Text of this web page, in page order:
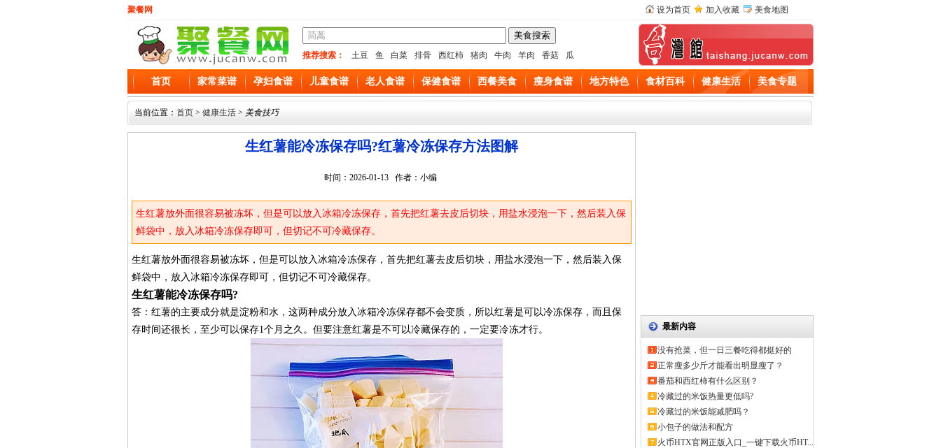
聚餐网 设为首页 加入收藏 美食地图
推荐搜索： 土豆 鱼 白菜 排骨 西红柿 猪肉 牛肉 羊肉 香菇 瓜
首页 家常菜谱 孕妇食谱 儿童食谱 老人食谱 保健食谱 西餐美食 瘦身食谱 地方特色 食材百科 健康生活 美食专题
当前位置： 首页 > 健康生活 > 美食技巧
生红薯能冷冻保存吗?红薯冷冻保存方法图解
时间：2026-01-13 作者：小编
生红薯放外面很容易被冻坏，但是可以放入冰箱冷冻保存，首先把红薯去皮后切块，用盐水浸泡一下，然后装入保
鲜袋中，放入冰箱冷冻保存即可，但切记不可冷藏保存。
生红薯放外面很容易被冻坏，但是可以放入冰箱冷冻保存，首先把红薯去皮后切块，用盐水浸泡一下，然后装入保
鲜袋中，放入冰箱冷冻保存即可，但切记不可冷藏保存。
生红薯能冷冻保存吗?
答：红薯的主要成分就是淀粉和水，这两种成分放入冰箱冷冻保存都不会变质，所以红薯是可以冷冻保存，而且保
存时间还很长，至少可以保存1个月之久。但要注意红薯是不可以冷藏保存的，一定要冷冻才行。
最新内容
没有抢菜，但一日三餐吃得都挺好的
正常瘦多少斤才能看出明显瘦了？
番茄和西红柿有什么区别？
冷藏过的米饭热量更低吗?
冷藏过的米饭能减肥吗？
小包子的做法和配方
火币HTX官网正版入口_一键下载火币HT...